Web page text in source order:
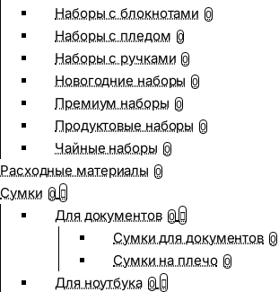
Наборы с блокнотами 0
Наборы с пледом 0
Наборы с ручками 0
Новогодние наборы 0
Премиум наборы 0
Продуктовые наборы 0
Чайные наборы 0
Расходные материалы 0
Сумки 0
Для документов 0
Сумки для документов 0
Сумки на плечо 0
Для ноутбука 0